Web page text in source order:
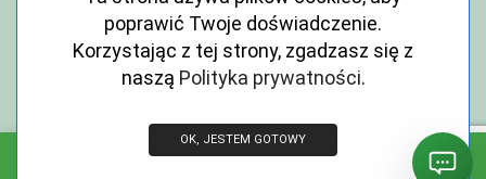
poprawić Twoje doświadczenie.
Korzystając z tej strony, zgadzasz się z
naszą Polityka prywatności.
OK, JESTEM GOTOWY